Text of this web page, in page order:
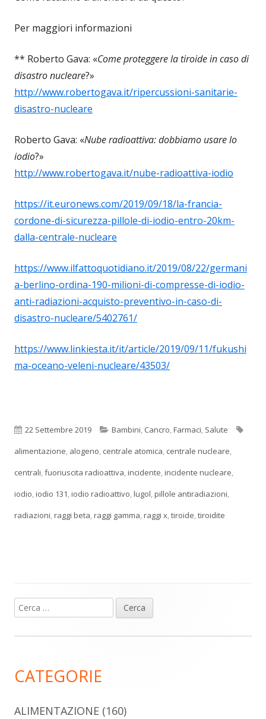
Per maggiori informazioni
** Roberto Gava: «Come proteggere la tiroide in caso di
disastro nucleare?»
http://www.robertogava.it/ripercussioni-sanitarie-
disastro-nucleare
Roberto Gava: «Nube radioattiva: dobbiamo usare lo
iodio?»
http://www.robertogava.it/nube-radioattiva-iodio
https://it.euronews.com/2019/09/18/la-francia-
cordone-di-sicurezza-pillole-di-iodio-entro-20km-
dalla-centrale-nucleare
https://www.ilfattoquotidiano.it/2019/08/22/germani
a-berlino-ordina-190-milioni-di-compresse-di-iodio-
anti-radiazioni-acquisto-preventivo-in-caso-di-
disastro-nucleare/5402761/
https://www.linkiesta.it/it/article/2019/09/11/fukushi
ma-oceano-veleni-nucleare/43503/
Pubblicato
22 Settembre 2019 Categorie
Bambini, Cancro,Farmaci, Salute
alimentazione, alogeno, centrale atomica, centrale nucleare,
centrali,fuoriuscita radioattiva,incidente,incidente nucleare,
iodio,iodio 131,iodio radioattivo,lugol,pillole antiradiazioni,
radiazioni,raggi beta,raggi gamma,raggi x,tiroide,tiroidite
Barra
laterale
Ricerca
per:
CATEGORIE
ALIMENTAZIONE (160)